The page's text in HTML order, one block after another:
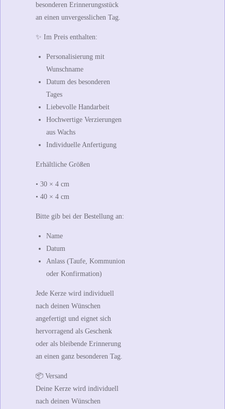
besonderen Erinnerungsstück
an einen unvergesslichen Tag.
✨ Im Preis enthalten:
Personalisierung mit
Wunschname
Datum des besonderen
Tages
Liebevolle Handarbeit
Hochwertige Verzierungen
aus Wachs
Individuelle Anfertigung
Erhältliche Größen
• 30 × 4 cm
• 40 × 4 cm
Bitte gib bei der Bestellung an:
Name
Datum
Anlass (Taufe, Kommunion
oder Konfirmation)
Jede Kerze wird individuell
nach deinen Wünschen
angefertigt und eignet sich
hervorragend als Geschenk
oder als bleibende Erinnerung
an einen ganz besonderen Tag.
📦 Versand
Deine Kerze wird individuell
nach deinen Wünschen